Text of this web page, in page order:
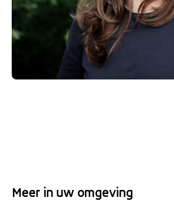
Meer in uw omgeving